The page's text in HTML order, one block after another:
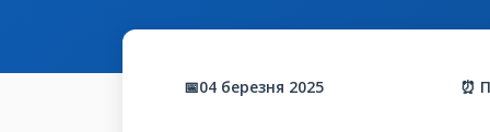
📅04 березня 2025 ⏰